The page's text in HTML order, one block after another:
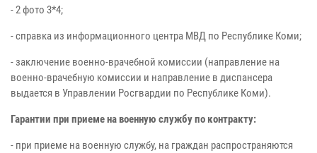
- 2 фото 3*4;
- справка из информационного центра МВД по Республике Коми;
- заключение военно-врачебной комиссии (направление на
военно-врачебную комиссии и направление в диспансера
выдается в Управлении Росгвардии по Республике Коми).
Гарантии при приеме на военную службу по контракту:
- при приеме на военную службу, на граждан распространяются